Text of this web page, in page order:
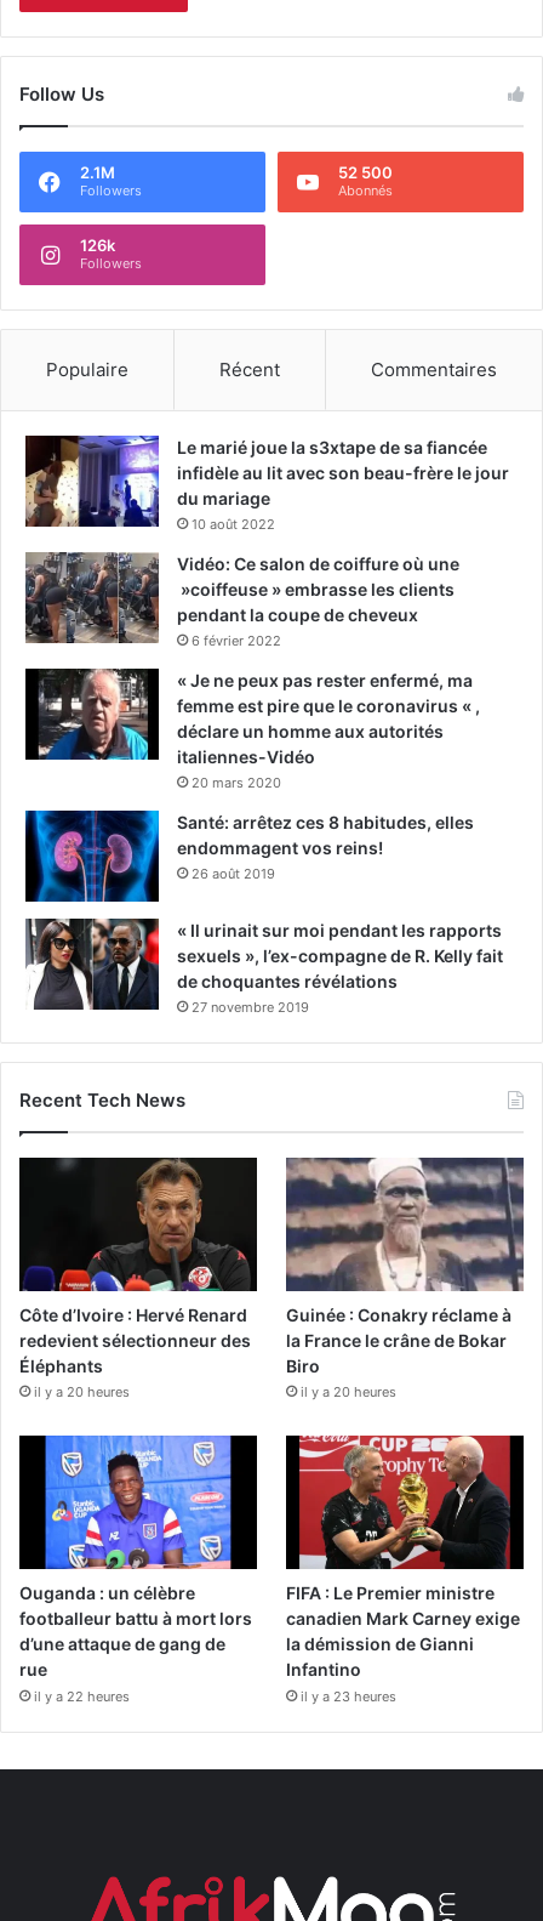
Follow Us
2.1M
Followers
52 500
Abonnés
126k
Followers
Populaire Récent Commentaires
Le marié joue la s3xtape de sa fiancée
infidèle au lit avec son beau-frère le jour
du mariage
10 août 2022
Vidéo: Ce salon de coiffure où une
»coiffeuse » embrasse les clients
pendant la coupe de cheveux
6 février 2022
« Je ne peux pas rester enfermé, ma
femme est pire que le coronavirus « ,
déclare un homme aux autorités
italiennes-Vidéo
20 mars 2020
Santé: arrêtez ces 8 habitudes, elles
endommagent vos reins!
26 août 2019
« Il urinait sur moi pendant les rapports
sexuels », l’ex-compagne de R. Kelly fait
de choquantes révélations
27 novembre 2019
Recent Tech News
Côte d’Ivoire : Hervé Renard
redevient sélectionneur des
Éléphants
il y a 20 heures
Guinée : Conakry réclame à
la France le crâne de Bokar
Biro
il y a 20 heures
Ouganda : un célèbre
footballeur battu à mort lors
d’une attaque de gang de
rue
il y a 22 heures
FIFA : Le Premier ministre
canadien Mark Carney exige
la démission de Gianni
Infantino
il y a 23 heures